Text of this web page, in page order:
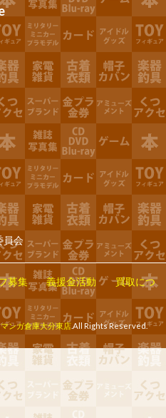
員会
募集 義援金活動
買取につ
ンガ倉庫大分東店.All Rights Reserved.